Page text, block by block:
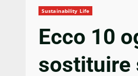
Sustainability Life
Ecco 10
sostituire